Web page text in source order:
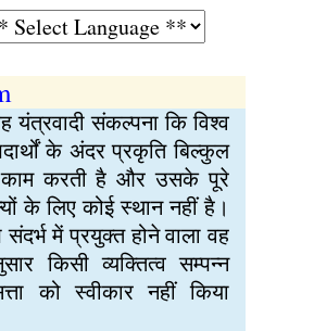
यंत्रवादी संकल्पना कि विश्व
के अंदर प्रकृति बिल्कुल
काम करती है और उसके पूरे
के लिए कोई स्थान नहीं है।
में प्रयुक्त होने वाला वह
किसी व्यक्तित्व सम्पन्न
को स्वीकार नहीं किया